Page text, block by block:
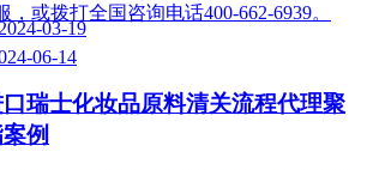
，或拨打全国咨询电话400-662-6939。
06-14
03-19
口瑞士化妆品原料清关流程代理聚
例